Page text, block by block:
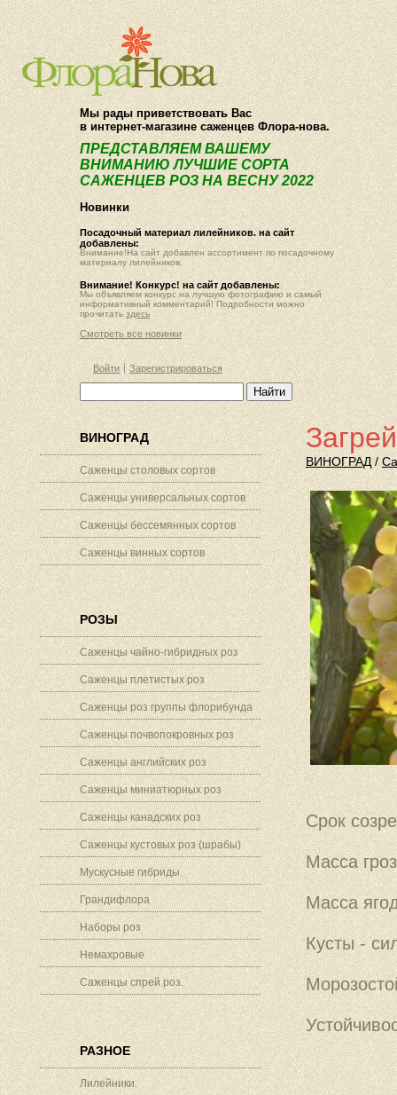
О компании Как купить
Мы рады приветствовать Вас
в интернет-магазине саженцев Флора-нова.
ПРЕДСТАВЛЯЕМ ВАШЕМУ
ВНИМАНИЮ ЛУЧШИЕ СОРТА
САЖЕНЦЕВ РОЗ НА ВЕСНУ 2022
Новинки
Посадочный материал лилейников. на сайт
добавлены:
Внимание!На сайт добавлен ассортимент по посадочному
материалу лилейников.
Внимание! Конкурс! на сайт добавлены:
Мы объявляем конкурс на лучшую фотографию и самый
информативный комментарий! Подробности можно
прочитать здесь
Смотреть все новинки
Войти Зарегистрироваться
ВИНОГРАД
Саженцы столовых сортов
Саженцы универсальных сортов
Саженцы бессемянных сортов
Саженцы винных сортов
РОЗЫ
Саженцы чайно-гибридных роз
Саженцы плетистых роз
Саженцы роз группы флорибунда
Саженцы почвопокровных роз
Саженцы английских роз
Саженцы миниатюрных роз
Саженцы канадских роз
Саженцы кустовых роз (шрабы)
Мускусные гибриды.
Грандифлора
Наборы роз
Немахровые
Саженцы спрей роз.
РАЗНОЕ
Лилейники.
ВИНОГРАД/
Срок
Масса
Масса
Кусты -